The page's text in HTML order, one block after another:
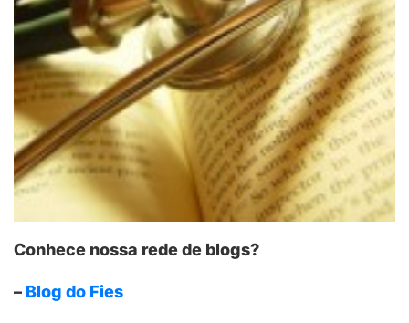
Conhece nossa rede de blogs?
– Blog do Fies